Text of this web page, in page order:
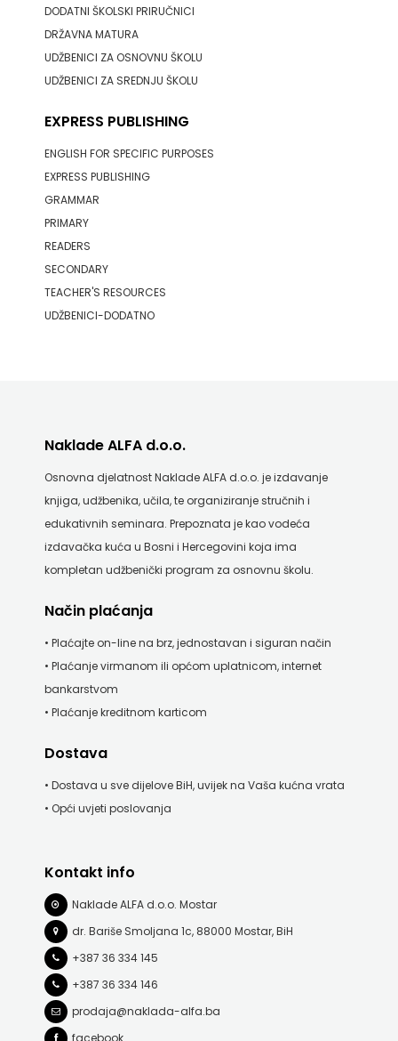
DODATNI ŠKOLSKI PRIRUČNICI
DRŽAVNA MATURA
UDŽBENICI ZA OSNOVNU ŠKOLU
UDŽBENICI ZA SREDNJU ŠKOLU
EXPRESS PUBLISHING
ENGLISH FOR SPECIFIC PURPOSES
EXPRESS PUBLISHING
GRAMMAR
PRIMARY
READERS
SECONDARY
TEACHER'S RESOURCES
UDŽBENICI-DODATNO
Naklade ALFA d.o.o.
Osnovna djelatnost Naklade ALFA d.o.o. je izdavanje
knjiga, udžbenika, učila, te organiziranje stručnih i
edukativnih seminara. Prepoznata je kao vodeća
izdavačka kuća u Bosni i Hercegovini koja ima
kompletan udžbenički program za osnovnu školu.
Način plaćanja
• Plaćajte on-line na brz, jednostavan i siguran način
• Plaćanje virmanom ili općom uplatnicom, internet
bankarstvom
• Plaćanje kreditnom karticom
Dostava
• Dostava u sve dijelove BiH, uvijek na Vaša kućna vrata
• Opći uvjeti poslovanja
Kontakt info
Naklade ALFA d.o.o. Mostar
dr. Bariše Smoljana 1c, 88000 Mostar, BiH
+387 36 334 145
+387 36 334 146
prodaja@naklada-alfa.ba
facebook